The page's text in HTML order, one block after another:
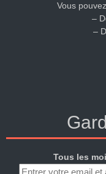
Vous
–
–
Tous les